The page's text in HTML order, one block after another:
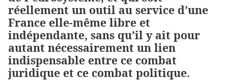
réellement un outil au service d’une
France elle-même libre et
indépendante, sans qu’il y ait pour
autant nécessairement un lien
indispensable entre ce combat
juridique et ce combat politique.